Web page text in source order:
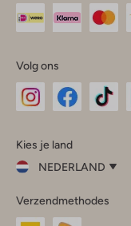
Volg ons
InstagramFacebook
Kies je land
NEDERLAND
je
land
Verzendmethodes